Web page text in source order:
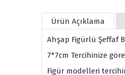
Ürün Açıklama
Ahşap Figürlü Şeffaf
7*7cm Tercihinize
Figür modelleri